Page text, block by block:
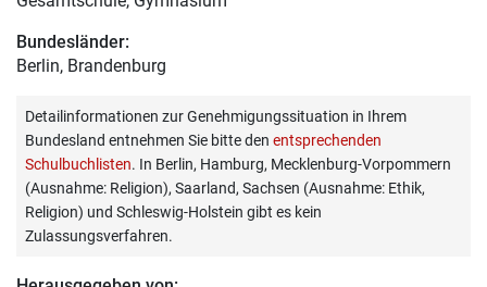
Bundesländer:
Berlin, Brandenburg
Detailinformationen zur Genehmigungssituation in Ihrem
Bundesland entnehmen Sie bitte den entsprechenden
Schulbuchlisten. In Berlin, Hamburg, Mecklenburg-Vorpommern
(Ausnahme: Religion), Saarland, Sachsen (Ausnahme: Ethik,
Religion) und Schleswig-Holstein gibt es kein
Zulassungsverfahren.